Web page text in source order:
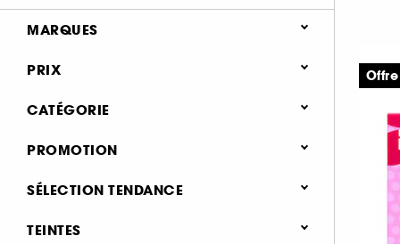
MARQUES
BENEFIT COSMETICS (4)
DIOR (2)
PRIX
CATÉGORIE
Maquillage
Coffret Rouge à Lèvres (24)
PROMOTION
0 (9)
SÉLECTION TENDANCE
Nouveauté (5)
TEINTES